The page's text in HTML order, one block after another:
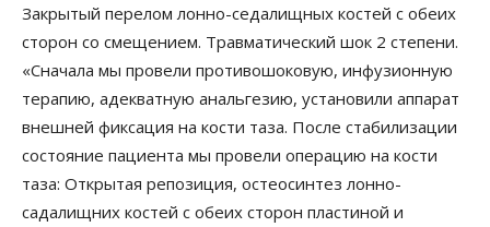
Закрытый перелом лонно-седалищных костей с обеих
сторон со смещением. Травматический шок 2 степени.
«Сначала мы провели противошоковую, инфузионную
терапию, адекватную анальгезию, установили аппарат
внешней фиксация на кости таза. После стабилизации
состояние пациента мы провели операцию на кости
таза: Открытая репозиция, остеосинтез лонно-
садалищних костей с обеих сторон пластиной и